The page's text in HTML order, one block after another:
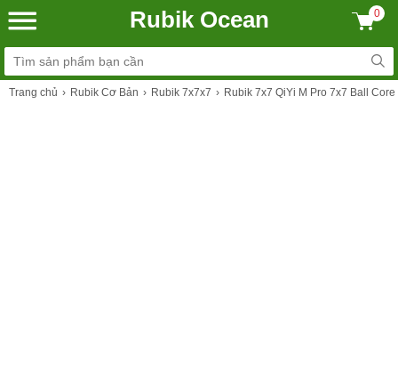
Rubik Ocean 0
Trang chủ Rubik Cơ Bản Rubik 7x7x7 Rubik 7x7 QiYi M Pro 7x7 Ball